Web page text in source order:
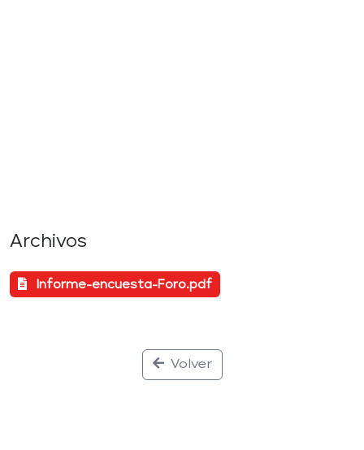
Archivos
Informe-encuesta-Foro.pdf
Volver